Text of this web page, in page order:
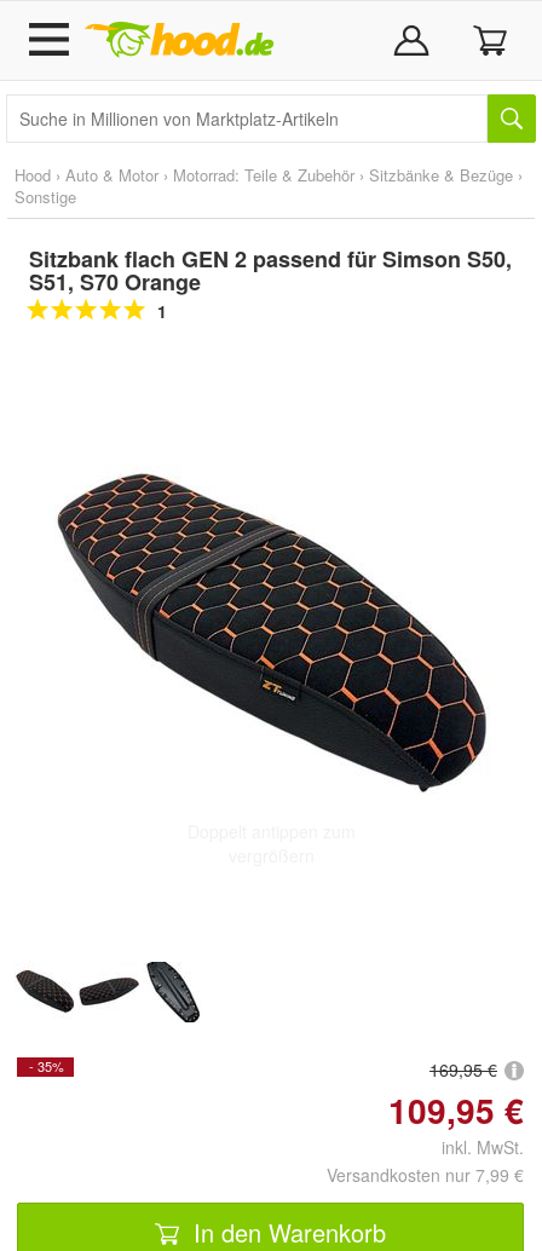
Hood › Auto & Motor › Motorrad: Teile & Zubehör › Sitzbänke & Bezüge ›
Sonstige
Sitzbank flach GEN 2 passend für Simson S50,
S51, S70 Orange
1
- 35% 169,95 €
109,95 €
inkl. MwSt.
Versandkosten nur 7,99 €
In den Warenkorb